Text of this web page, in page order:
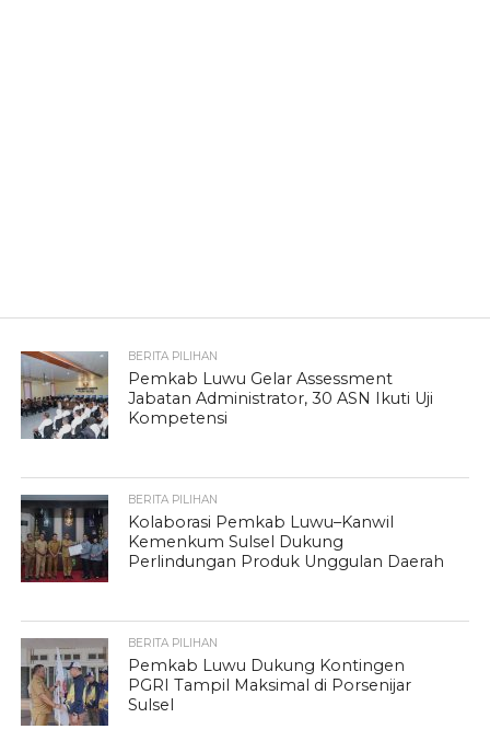
BERITA PILIHAN
Pemkab Luwu Gelar Assessment
Jabatan Administrator, 30 ASN Ikuti Uji
Kompetensi
BERITA PILIHAN
Kolaborasi Pemkab Luwu–Kanwil
Kemenkum Sulsel Dukung
Perlindungan Produk Unggulan Daerah
BERITA PILIHAN
Pemkab Luwu Dukung Kontingen
PGRI Tampil Maksimal di Porsenijar
Sulsel